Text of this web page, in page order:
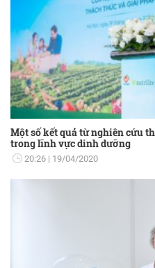
Một số kết quả từ nghiên cứu
trong lĩnh vực dinh dưỡng
20:26 19/04/2020